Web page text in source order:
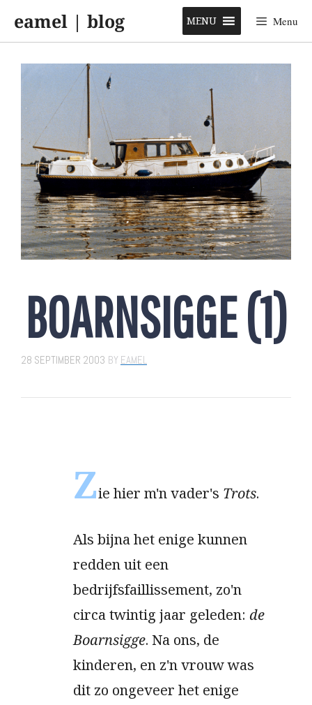
content
eamel | blog Menu
MENU
BOARNSIGGE (1)
28 SEPTIMBER 2003 BY EAMEL
Zie hier m'n vader's Trots.
Als bijna het enige kunnen
redden uit een
bedrijfsfaillissement, zo'n
circa twintig jaar geleden: de
Boarnsigge. Na ons, de
kinderen, en z'n vrouw was
dit zo ongeveer het enige